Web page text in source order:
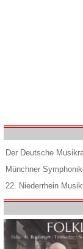
Der Deutsche
Münchner
22. Niederrhein